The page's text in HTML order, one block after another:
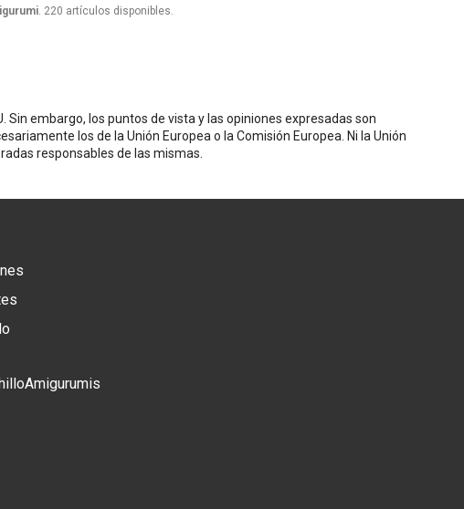
. 220 artículos disponibles.
Sin embargo, los puntos de vista y las opiniones expresadas son
los de la Unión Europea o la Comisión Europea. Ni la Unión
responsables de las mismas.
Amigurumis